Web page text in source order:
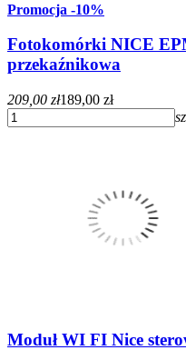
Promocja -10%
Fotokomórki NICE
przekaźnikowa
209,00 zł189,00 zł
Moduł WI FI Nice